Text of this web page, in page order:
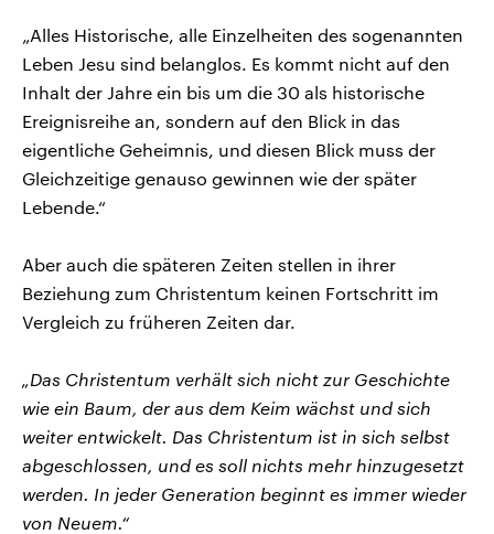
„Alles Historische, alle Einzelheiten des sogenannten
Leben Jesu sind belanglos. Es kommt nicht auf den
Inhalt der Jahre ein bis um die 30 als historische
Ereignisreihe an, sondern auf den Blick in das
eigentliche Geheimnis, und diesen Blick muss der
Gleichzeitige genauso gewinnen wie der später
Lebende.“
Aber auch die späteren Zeiten stellen in ihrer
Beziehung zum Christentum keinen Fortschritt im
Vergleich zu früheren Zeiten dar.
„Das Christentum verhält sich nicht zur Geschichte
wie ein Baum, der aus dem Keim wächst und sich
weiter entwickelt. Das Christentum ist in sich selbst
abgeschlossen, und es soll nichts mehr hinzugesetzt
werden. In jeder Generation beginnt es immer wieder
von Neuem.“